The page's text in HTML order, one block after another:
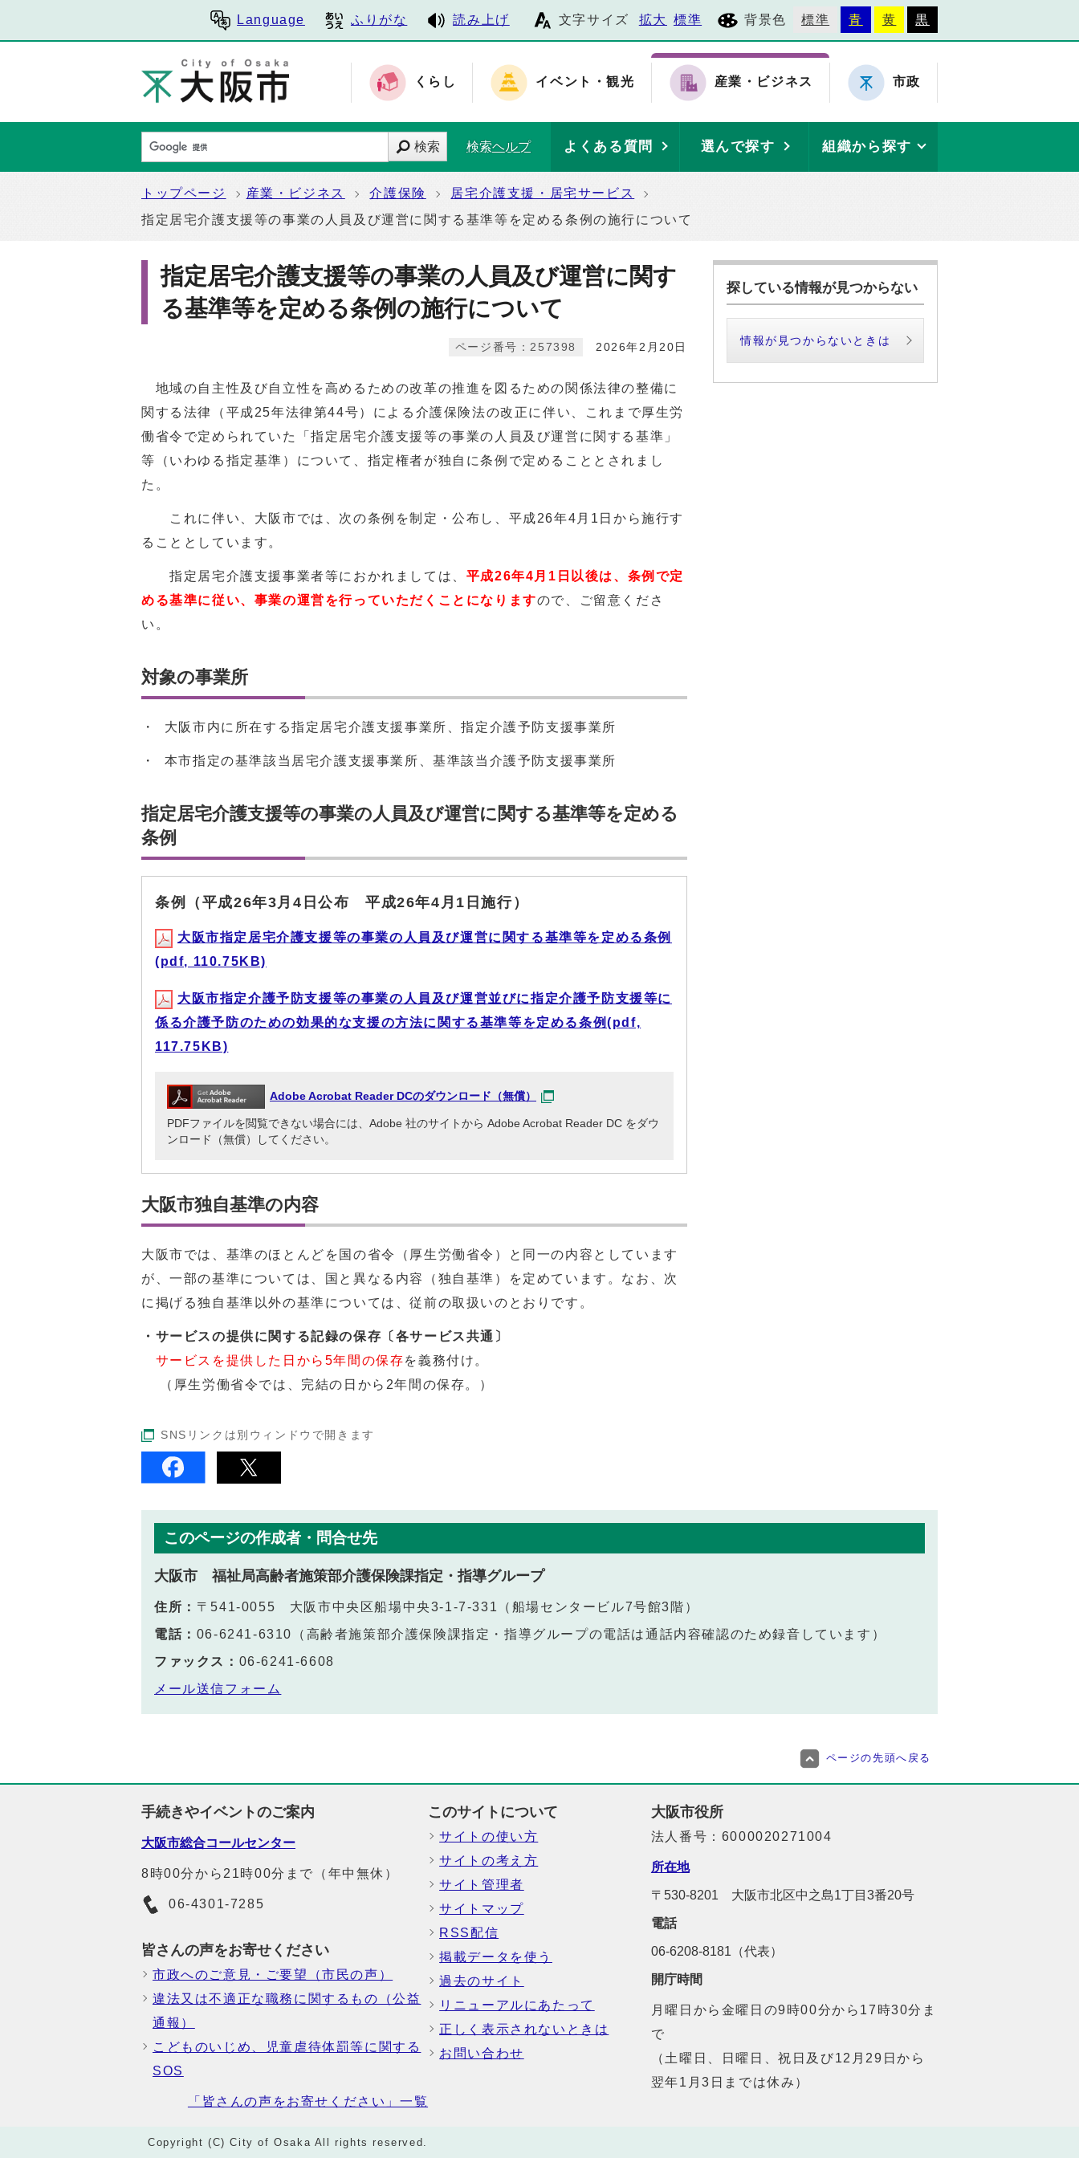
Language ふりがな 読み上げ 文字サイズ 拡大 標準 背景色 標準 青 黄 黒
くらし イベント・観光 産業・ビジネス 市政
検索 検索ヘルプ よくある質問 選んで探す 組織から探す
トップページ 産業・ビジネス 介護保険
居宅介護支援・居宅サービス
指定居宅介護支援等の事業の人員及び運営に関する基準等を定める条例の施行について
指定居宅介護支援等の事業の人員及び運営に関す
る基準等を定める条例の施行について
2026年2月20日
ページ番号：257398
地域の自主性及び自立性を高めるための改革の推進を図るための関係法律の整備に
関する法律（平成25年法律第44号）による介護保険法の改正に伴い、これまで厚生労
働省令で定められていた「指定居宅介護支援等の事業の人員及び運営に関する基準」
等（いわゆる指定基準）について、指定権者が独自に条例で定めることとされまし
た。
これに伴い、大阪市では、次の条例を制定・公布し、平成26年4月1日から施行す
ることとしています。
指定居宅介護支援事業者等におかれましては、 平成26年4月1日以後は、条例で定
める基準に従い、事業の運営を行っていただくことになりますので、ご留意くださ
い。
対象の事業所
・ 大阪市内に所在する指定居宅介護支援事業所、指定介護予防支援事業所
・ 本市指定の基準該当居宅介護支援事業所、基準該当介護予防支援事業所
指定居宅介護支援等の事業の人員及び運営に関する基準等を定める
条例
条例（平成26年3月4日公布 平成26年4月1日施行）
大阪市指定居宅介護支援等の事業の人員及び運営に関する基準等を定める条例
(pdf, 110.75KB)
大阪市指定介護予防支援等の事業の人員及び運営並びに指定介護予防支援等に
係る介護予防のための効果的な支援の方法に関する基準等を定める条例(pdf,
117.75KB)
Adobe Acrobat Reader DCのダウンロード（無償）
PDFファイルを閲覧できない場合には、Adobe 社のサイトから Adobe Acrobat Reader DC をダウ
ンロード（無償）してください。
大阪市独自基準の内容
大阪市では、基準のほとんどを国の省令（厚生労働省令）と同一の内容としています
が、一部の基準については、国と異なる内容（独自基準）を定めています。なお、次
に掲げる独自基準以外の基準については、従前の取扱いのとおりです。
・サービスの提供に関する記録の保存〔各サービス共通〕
サービスを提供した日から5年間 の保存を義務付け。
（厚生労働省令では、完結の日から2年間の保存。）
SNSリンクは別ウィンドウで開きます
探している情報が見つからない
情報が見つからないときは
このページの作成者・問合せ先
大阪市 福祉局高齢者施策部介護保険課指定・指導グループ
住所： 〒541-0055 大阪市中央区船場中央3-1-7-331（船場センタービル7号館3階）
電話： 06-6241-6310（高齢者施策部介護保険課指定・指導グループの電話は通話内容確認のため録音しています）
ファックス： 06-6241-6608
メール送信フォーム
ページの先頭へ戻る
手続きやイベントのご案内
大阪市総合コールセンター
8時00分から21時00分まで（年中無休）
06-4301-7285
皆さんの声をお寄せください
市政へのご意見・ご要望（市民の声）
違法又は不適正な職務に関するもの（公益
通報）
こどものいじめ、児童虐待体罰等に関する
SOS
「皆さんの声をお寄せください」一覧
このサイトについて
サイトの使い方
サイトの考え方
サイト管理者
サイトマップ
RSS配信
掲載データを使う
過去のサイト
リニューアルにあたって
正しく表示されないときは
お問い合わせ
大阪市役所
法人番号：6000020271004
所在地
〒530-8201 大阪市北区中之島1丁目3番20号
電話
06-6208-8181（代表）
開庁時間
月曜日から金曜日の9時00分から17時30分ま
で
（土曜日、日曜日、祝日及び12月29日から
翌年1月3日までは休み）
Copyright (C) City of Osaka All rights reserved.